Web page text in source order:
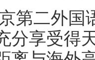
二外国
分享受得